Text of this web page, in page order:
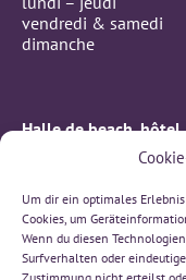
Um dir ein optimales
Cookies, um
Wenn du diesen
Surfverhalten oder
vendredi & samedi
dimanche
Halle de beach,
BeachIN GmbH
Rämismatte 7, 3232
032 312 00 66
sonne(at)beachin.ch